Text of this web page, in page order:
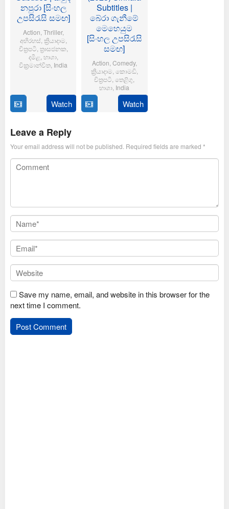
නපුරා [සිංහල
උපසිරැසි සමඟ]
Action Thriller,
අභිරහස්, ක්‍රියාදාම
චිත්‍රපටි ත්‍රාසජනක
දමිළ භාශා,
වික්‍රමාන්විත India
Feb
2025
Thirumeni
Watch
Subtitles |
බේරා ගැනීමේ
මෙහෙයුම
[සිංහල උපසිරැසි
සමඟ]
Action Comedy,
ක්‍රියාදාම කොමඩි,
චිත්‍රපටි ,තෙළිගු
භාශා India
Jan
Anil
Ravipudi
Watch
Leave a Reply
Your email address will not be published. Required fields are marked *
Save my name, email, and website in this browser for the
next time I comment.